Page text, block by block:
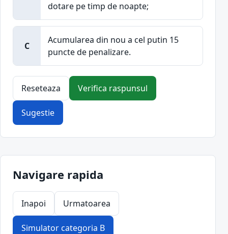
dotare pe timp de noapte;
C
Acumularea din nou a cel putin 15
puncte de penalizare.
Reseteaza Verifica raspunsul
Sugestie
Navigare rapida
Inapoi Urmatoarea
Simulator categoria B